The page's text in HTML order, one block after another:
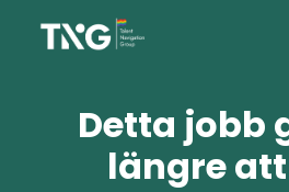
Detta jobb
längre